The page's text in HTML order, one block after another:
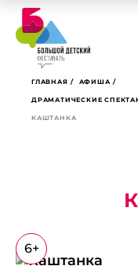
ГЛАВНАЯ АФИША
ДРАМАТИЧЕСКИЕ
КАШТАНКА
6+